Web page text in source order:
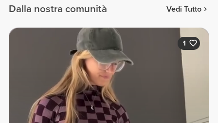
Dalla nostra comunità Vedi Tutto
1